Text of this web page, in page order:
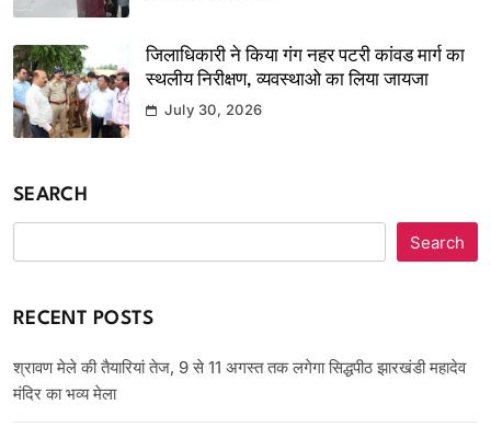
जिलाधिकारी ने किया गंग नहर पटरी कांवड मार्ग का
स्थलीय निरीक्षण, व्यवस्थाओ का लिया जायजा
July 30, 2026
SEARCH
Search
RECENT POSTS
श्रावण मेले की तैयारियां तेज, 9 से 11 अगस्त तक लगेगा सिद्धपीठ झारखंडी महादेव
मंदिर का भव्य मेला